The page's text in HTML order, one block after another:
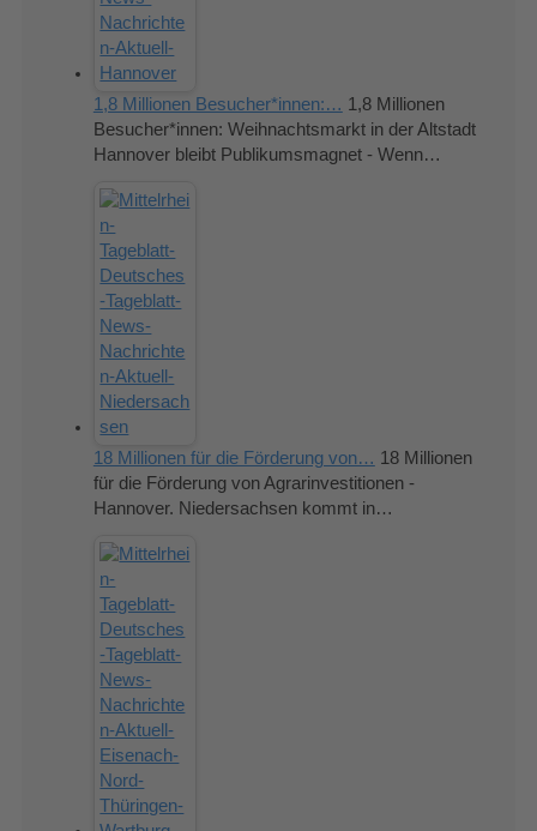
1,8 Millionen Besucher*innen:… 1,8 Millionen
Besucher*innen: Weihnachtsmarkt in der Altstadt
Hannover bleibt Publikumsmagnet - Wenn…
18 Millionen für die Förderung von… 18 Millionen
für die Förderung von Agrarinvestitionen -
Hannover. Niedersachsen kommt in…